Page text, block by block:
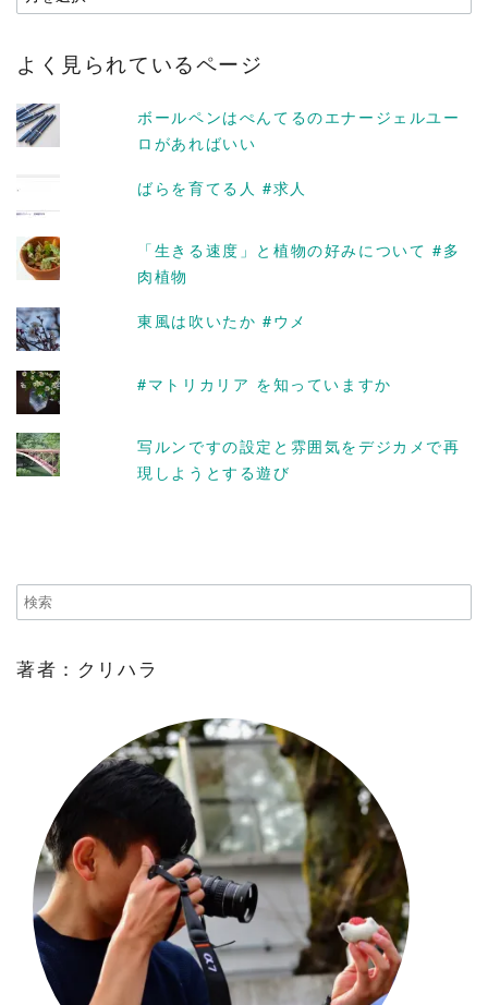
ー
イ
よく見られているページ
ボールペンはぺんてるのエナージェルユー
ロがあればいい
ばらを育てる人 #求人
「生きる速度」と植物の好みについて #多
肉植物
東風は吹いたか #ウメ
#マトリカリア を知っていますか
写ルンですの設定と雰囲気をデジカメで再
現しようとする遊び
著者：クリハラ